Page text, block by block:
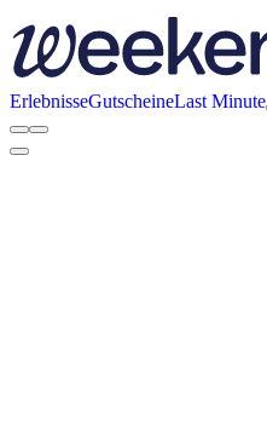
ErlebnisseGutscheineLast Minute